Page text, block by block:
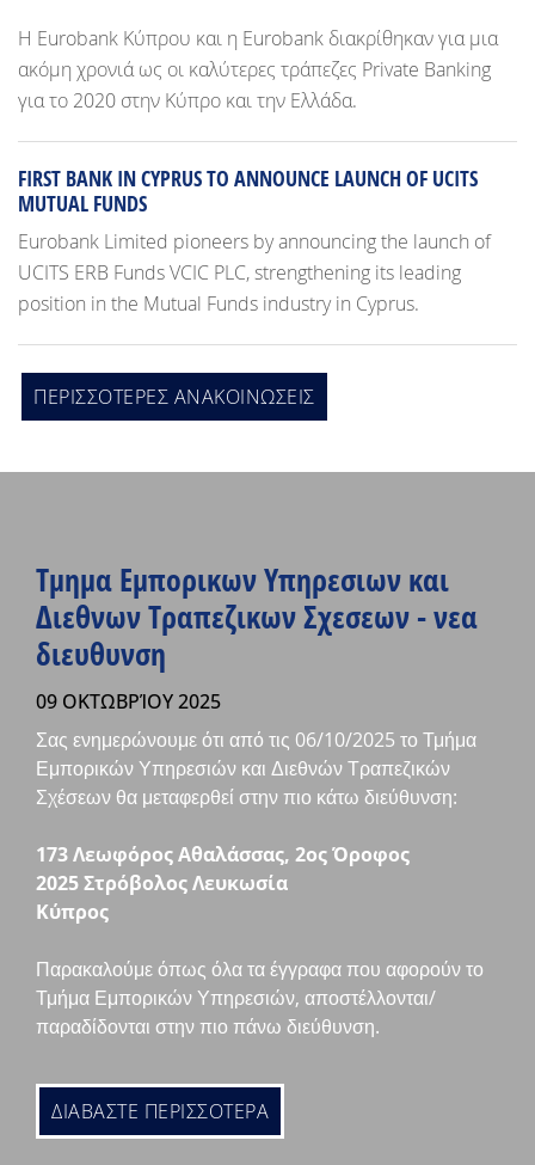
Η Eurobank Κύπρου και η Eurobank διακρίθηκαν για μια
ακόμη χρονιά ως οι καλύτερες τράπεζες Private Banking
για το 2020 στην Κύπρο και την Ελλάδα.
FIRST BANK IN CYPRUS TO ANNOUNCE LAUNCH OF UCITS
MUTUAL FUNDS
Eurobank Limited pioneers by announcing the launch of
UCITS ERB Funds VCIC PLC, strengthening its leading
position in the Mutual Funds industry in Cyprus.
ΠΕΡΙΣΣOΤΕΡΕΣ ΑΝΑΚΟΙΝΩΣΕΙΣ
Τμημα Εμπορικων Υπηρεσιων και
Διεθνων Τραπεζικων Σχεσεων - νεα
διευθυνση
09 ΟΚΤΩΒΡΊΟΥ 2025
Σας ενημερώνουμε ότι από τις 06/10/2025 το Τμήμα
Εμπορικών Υπηρεσιών και Διεθνών Τραπεζικών
Σχέσεων θα μεταφερθεί στην πιο κάτω διεύθυνση:
173 Λεωφόρος Αθαλάσσας, 2ος Όροφος
2025 Στρόβολος Λευκωσία
Κύπρος
Παρακαλούμε όπως όλα τα έγγραφα που αφορούν το
Τμήμα Εμπορικών Υπηρεσιών, αποστέλλονται/
παραδίδονται στην πιο πάνω διεύθυνση.
ΔΙΑΒΑΣΤΕ ΠΕΡΙΣΣΟΤΕΡΑ